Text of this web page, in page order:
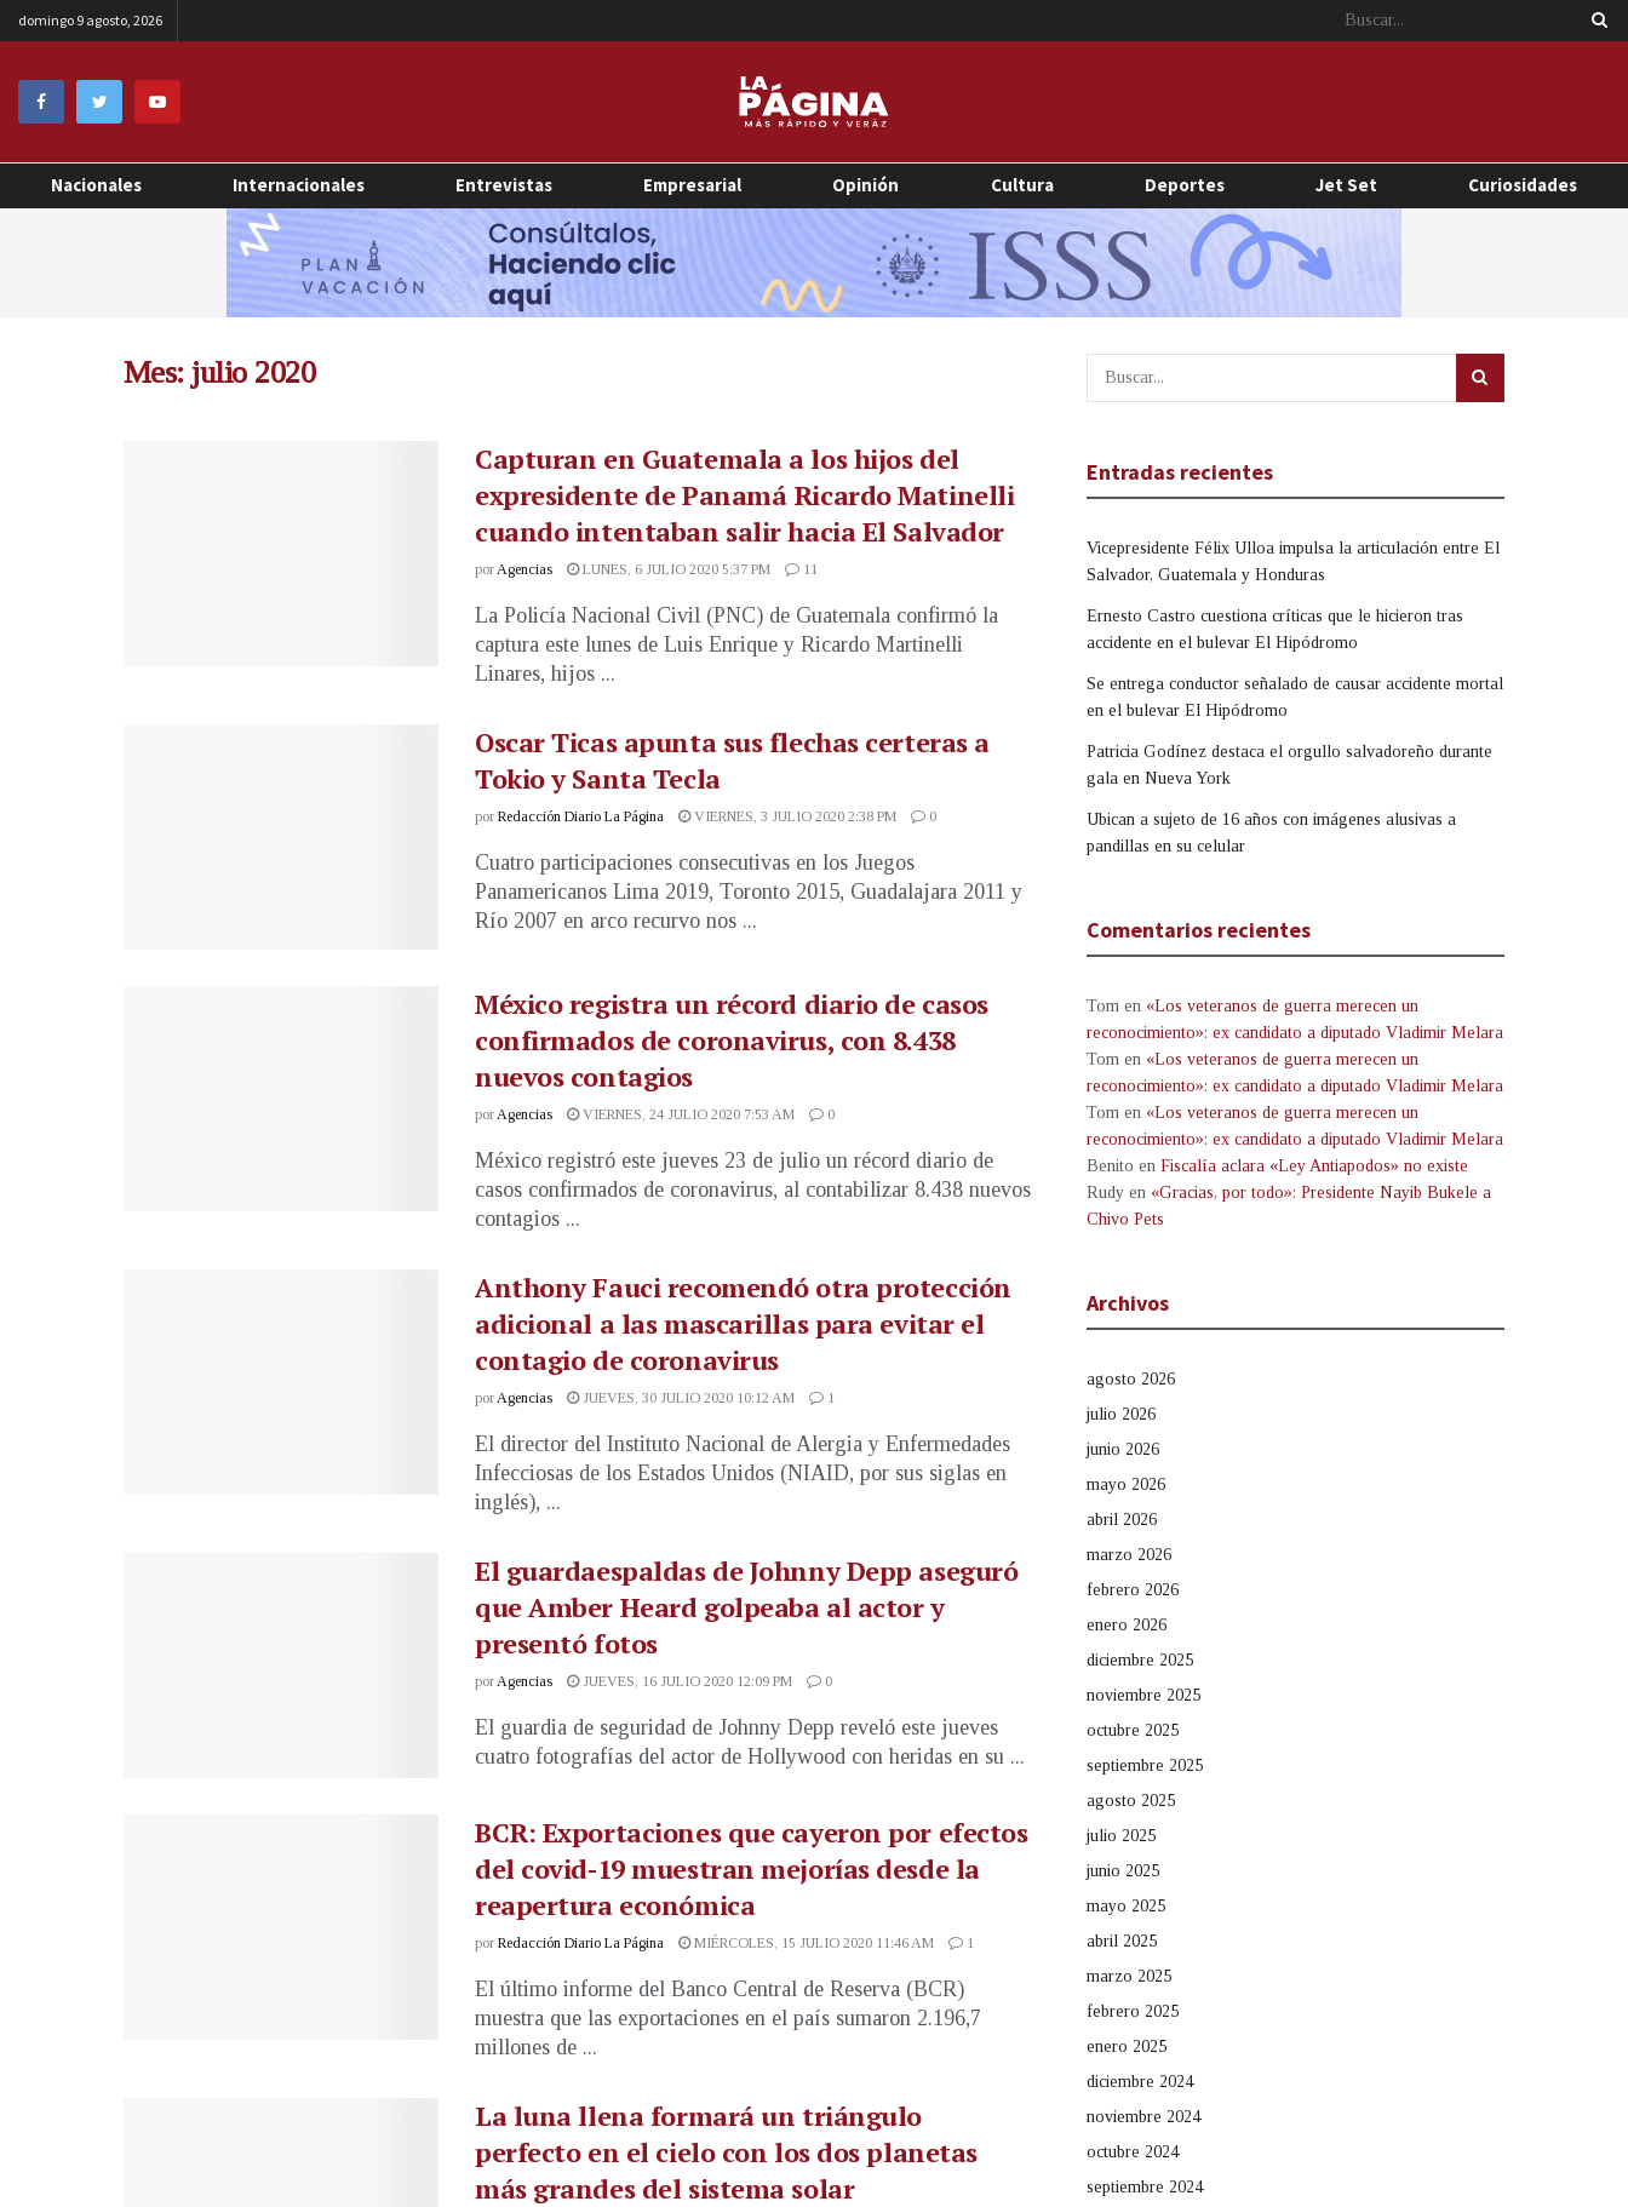
domingo 9 agosto, 2026
Nacionales Internacionales Entrevistas Empresarial Opinión Cultura Deportes Jet Set Curiosidades
Mes:julio 2020
Capturan en Guatemala a los hijos del
expresidente de Panamá Ricardo Matinelli
cuando intentaban salir hacia El Salvador
porAgencias LUNES, 6 JULIO 2020 5:37 PM 11
La Policía Nacional Civil (PNC) de Guatemala confirmó la
captura este lunes de Luis Enrique y Ricardo Martinelli
Linares, hijos ...
Oscar Ticas apunta sus flechas certeras a
Tokio y Santa Tecla
por Redacción Diario La Página VIERNES, 3 JULIO 2020 2:38 PM 0
Cuatro participaciones consecutivas en los Juegos
Panamericanos Lima 2019, Toronto 2015, Guadalajara 2011 y
Río 2007 en arco recurvo nos ...
México registra un récord diario de casos
confirmados de coronavirus, con 8.438
nuevos contagios
porAgencias VIERNES, 24 JULIO 2020 7:53 AM 0
México registró este jueves 23 de julio un récord diario de
casos confirmados de coronavirus, al contabilizar 8.438 nuevos
contagios ...
Anthony Fauci recomendó otra protección
adicional a las mascarillas para evitar el
contagio de coronavirus
porAgencias JUEVES, 30 JULIO 2020 10:12 AM 1
El director del Instituto Nacional de Alergia y Enfermedades
Infecciosas de los Estados Unidos (NIAID, por sus siglas en
inglés), ...
El guardaespaldas de Johnny Depp aseguró
que Amber Heard golpeaba al actor y
presentó fotos
porAgencias JUEVES, 16 JULIO 2020 12:09 PM 0
El guardia de seguridad de Johnny Depp reveló este jueves
cuatro fotografías del actor de Hollywood con heridas en su ...
BCR: Exportaciones que cayeron por efectos
del covid-19 muestran mejorías desde la
reapertura económica
por Redacción Diario La Página MIÉRCOLES, 15 JULIO 2020 11:46 AM 1
El último informe del Banco Central de Reserva (BCR)
muestra que las exportaciones en el país sumaron 2.196,7
millones de ...
La luna llena formará un triángulo
perfecto en el cielo con los dos planetas
más grandes del sistema solar
Entradas recientes
Vicepresidente Félix Ulloa impulsa la articulación entre El
Salvador, Guatemala y Honduras
Ernesto Castro cuestiona críticas que le hicieron tras
accidente en el bulevar El Hipódromo
Se entrega conductor señalado de causar accidente mortal
en el bulevar El Hipódromo
Patricia Godínez destaca el orgullo salvadoreño durante
gala en Nueva York
Ubican a sujeto de 16 años con imágenes alusivas a
pandillas en su celular
Comentarios recientes
Tom en «Los veteranos de guerra merecen un
reconocimiento»: ex candidato a diputado Vladimir Melara
Tom en «Los veteranos de guerra merecen un
reconocimiento»: ex candidato a diputado Vladimir Melara
Tom en «Los veteranos de guerra merecen un
reconocimiento»: ex candidato a diputado Vladimir Melara
Benito en Fiscalía aclara «Ley Antiapodos» no existe
Rudy en «Gracias, por todo»: Presidente Nayib Bukele a
Chivo Pets
Archivos
agosto 2026
julio 2026
junio 2026
mayo 2026
abril 2026
marzo 2026
febrero 2026
enero 2026
diciembre 2025
noviembre 2025
octubre 2025
septiembre 2025
agosto 2025
julio 2025
junio 2025
mayo 2025
abril 2025
marzo 2025
febrero 2025
enero 2025
diciembre 2024
noviembre 2024
octubre 2024
septiembre 2024